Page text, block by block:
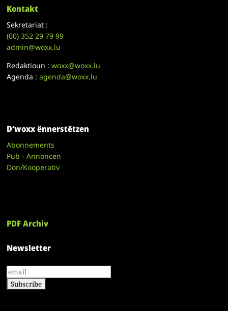
Kontakt
Sekretariat :
(00)352 29 79 99
admin@woxx.lu
Redaktioun :woxx@woxx.lu
Agenda :agenda@woxx.lu
D’woxx ënnerstëtzen
Abonnements
Pub - Annoncen
Don/Kooperativ
PDF Archiv
Newsletter